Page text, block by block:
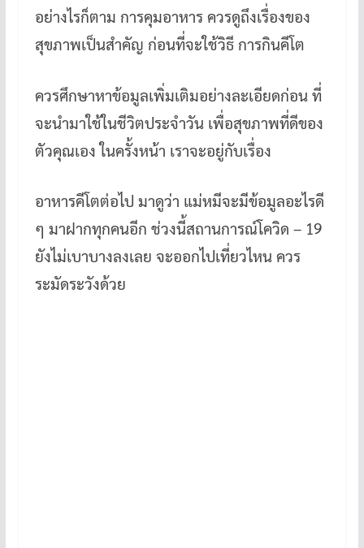
อย่างไรก็ตาม การคุมอาหาร ควรดูถึงเรื่องของ
สุขภาพเป็นสำคัญ ก่อนที่จะใช้วิธี การกินคีโต
ควรศึกษาหาข้อมูลเพิ่มเติมอย่างละเอียดก่อน ที่
จะนำมาใช้ในชีวิตประจำวัน เพื่อสุขภาพที่ดีของ
ตัวคุณเอง ในครั้งหน้า เราจะอยู่กับเรื่อง
อาหารคีโตต่อไป มาดูว่า แม่หมีจะมีข้อมูลอะไรดี
ๆ มาฝากทุกคนอีก ช่วงนี้สถานการณ์โควิด – 19
ยังไม่เบาบางลงเลย จะออกไปเที่ยวไหน ควร
ระมัดระวังด้วย